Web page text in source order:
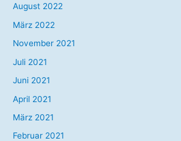
August 2022
März 2022
November 2021
Juli 2021
Juni 2021
April 2021
März 2021
Februar 2021